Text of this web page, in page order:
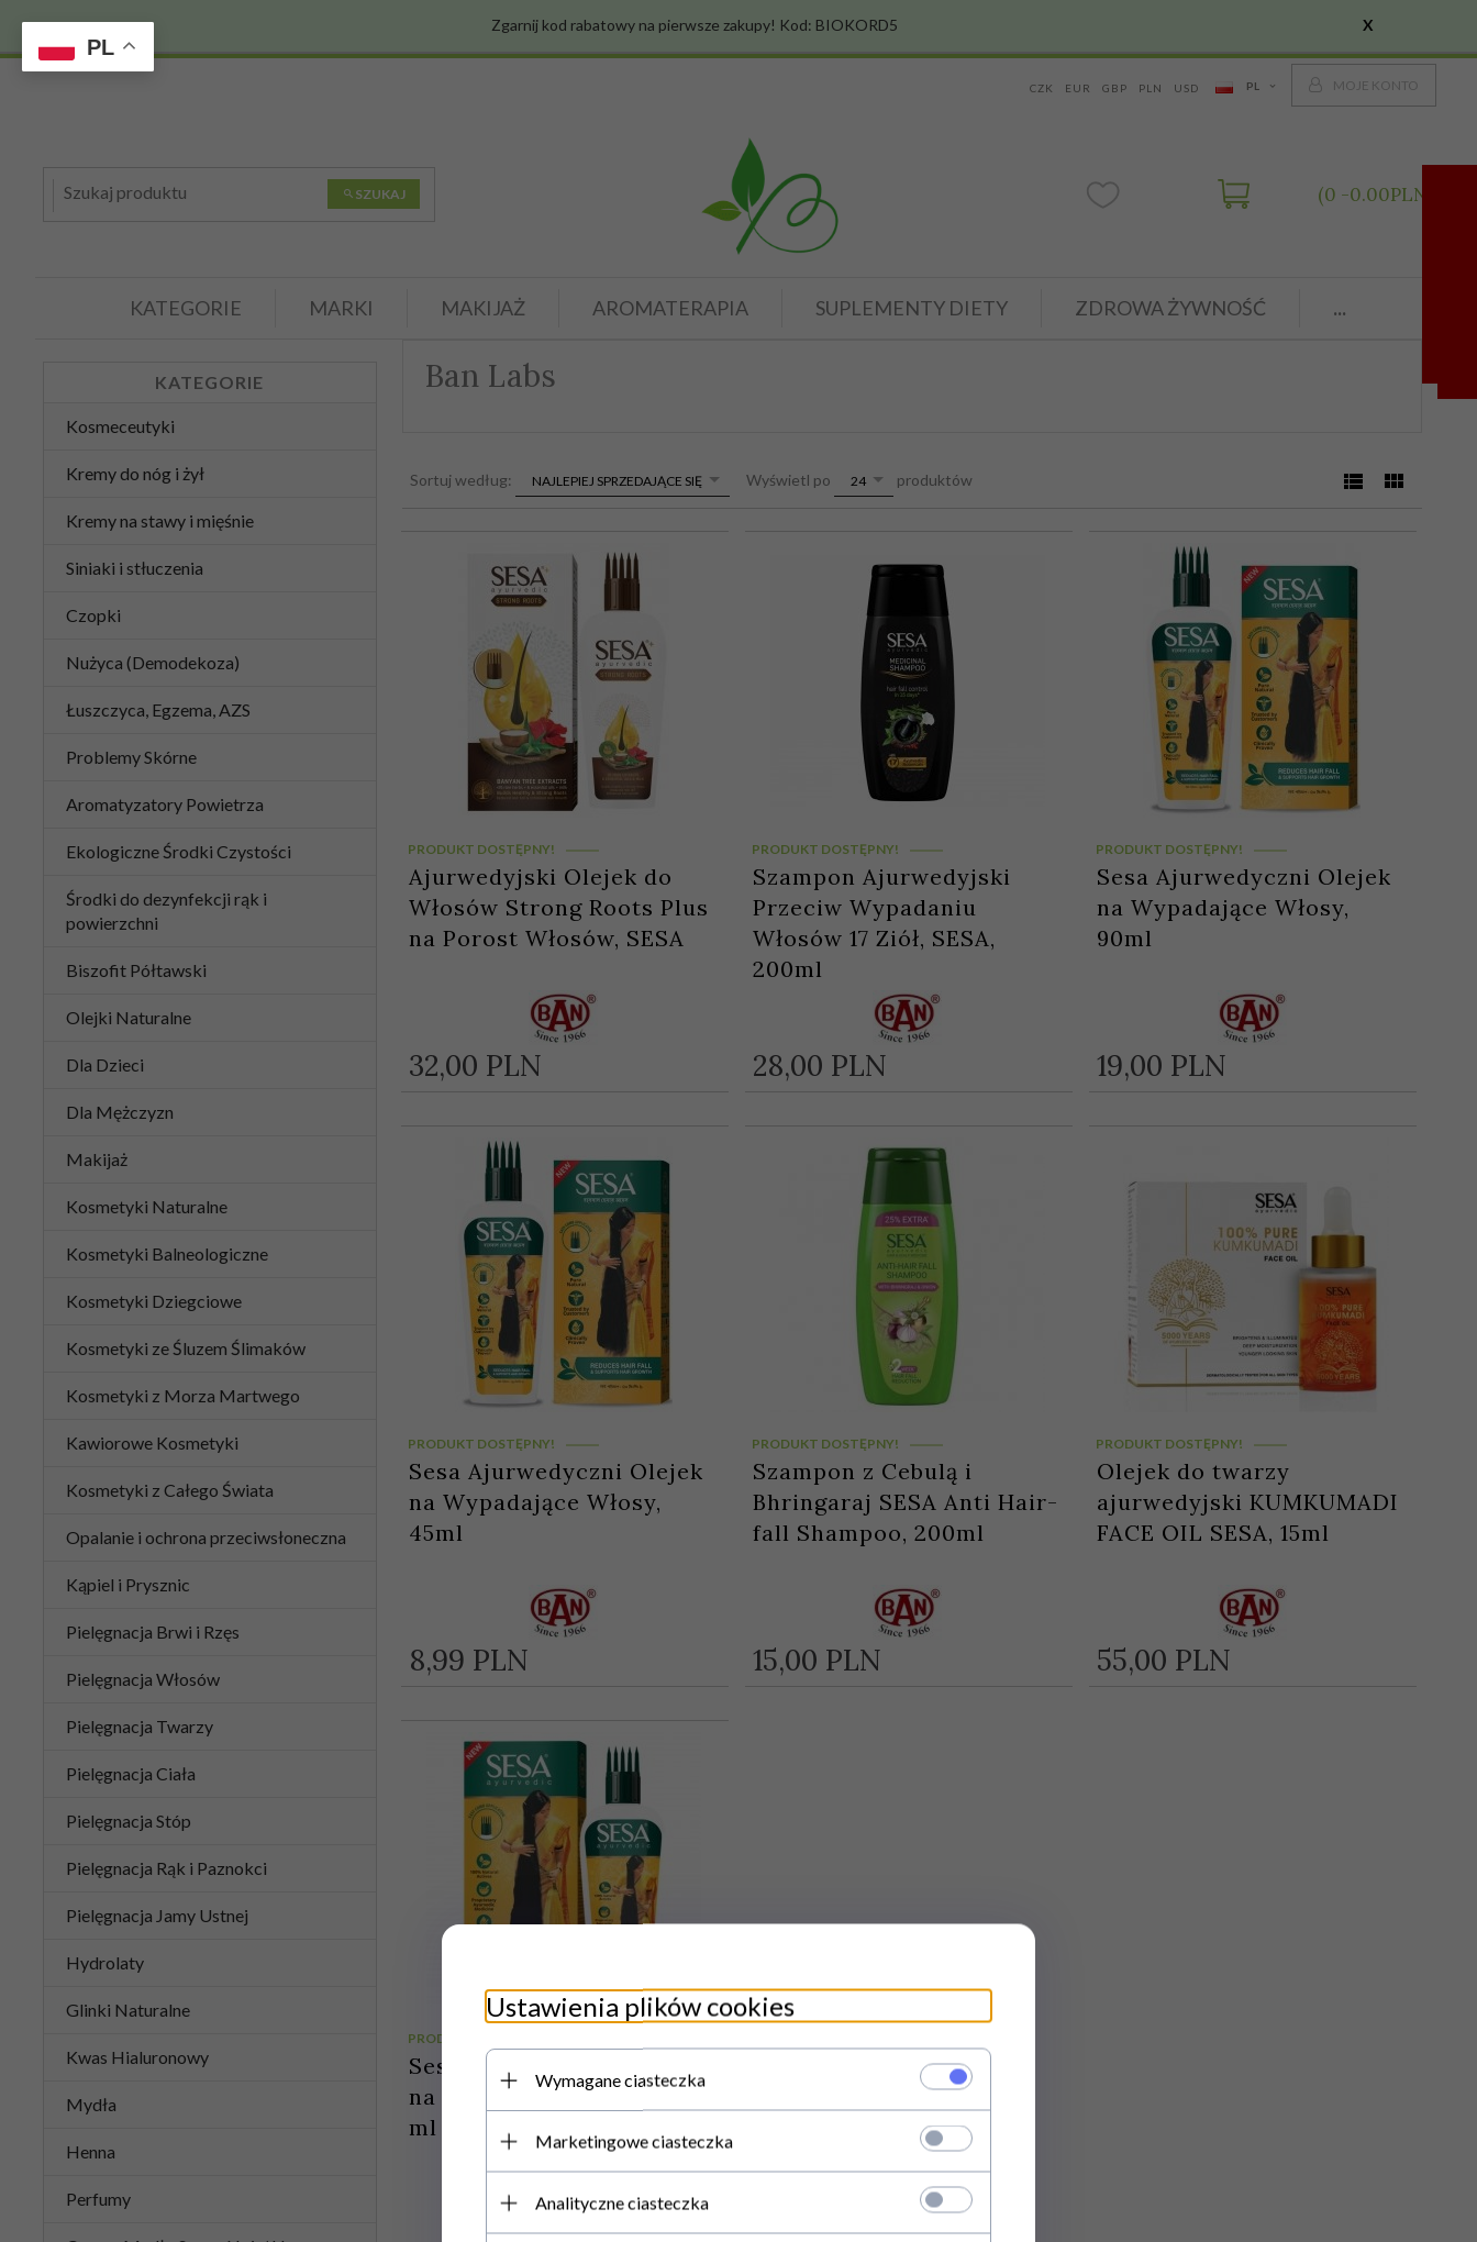
Zgarnij kod rabatowy na pierwsze zakupy! Kod: BIOKORD5 X
CZK EUR GBP PLN USD PL MOJE KONTO
SZUKAJ 0 0.00PLN
KATEGORIE MARKI MAKIJAŻ AROMATERAPIA SUPLEMENTY DIETY ZDROWA ŻYWNOŚĆ ...
KATEGORIE
Kosmeceutyki
Kremy do nóg i żył
Kremy na stawy i mięśnie
Siniaki i stłuczenia
Czopki
Nużyca (Demodekoza)
Łuszczyca, Egzema, AZS
Problemy Skórne
Aromatyzatory Powietrza
Ekologiczne Środki Czystości
Środki do dezynfekcji rąk i
powierzchni
Biszofit Półtawski
Olejki Naturalne
Dla Dzieci
Dla Mężczyzn
Makijaż
Kosmetyki Naturalne
Kosmetyki Balneologiczne
Kosmetyki Dziegciowe
Kosmetyki ze Śluzem Ślimaków
Kosmetyki z Morza Martwego
Kawiorowe Kosmetyki
Kosmetyki z Całego Świata
Opalanie i ochrona przeciwsłoneczna
Kąpiel i Prysznic
Pielęgnacja Brwi i Rzęs
Pielęgnacja Włosów
Pielęgnacja Twarzy
Pielęgnacja Ciała
Pielęgnacja Stóp
Pielęgnacja Rąk i Paznokci
Pielęgnacja Jamy Ustnej
Hydrolaty
Glinki Naturalne
Kwas Hialuronowy
Mydła
Henna
Perfumy
Ban Labs
Sortuj według: sortNAJLEPIEJ SPRZEDAJĄCE SIĘ Wyświetl po pop24 produktów
PRODUKT DOSTĘPNY!
Ajurwedyjski Olejek do
Włosów Strong Roots Plus
na Porost Włosów, SESA
32,00 PLN
PRODUKT DOSTĘPNY!
Szampon Ajurwedyjski
Przeciw Wypadaniu
Włosów 17 Ziół, SESA,
200ml
28,00 PLN
PRODUKT DOSTĘPNY!
Sesa Ajurwedyczni Olejek
na Wypadające Włosy,
90ml
19,00 PLN
PRODUKT DOSTĘPNY!
Sesa Ajurwedyczni Olejek
na Wypadające Włosy,
45ml
8,99 PLN
PRODUKT DOSTĘPNY!
Szampon z Cebulą i
Bhringaraj SESA Anti Hair-
fall Shampoo, 200ml
15,00 PLN
PRODUKT DOSTĘPNY!
Olejek do twarzy
ajurwedyjski KUMKUMADI
FACE OIL SESA, 15ml
55,00 PLN
PRODUKT DOSTĘPNY!
Sesa Ajurwedyczni Olejek
na Wypadające Włosy, 180
ml
Ustawienia plików cookies
Wymagane ciasteczka
Marketingowe ciasteczka
Analityczne ciasteczka
PL